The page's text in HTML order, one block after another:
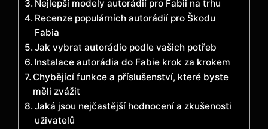
Nejlepší modely autorádií pro Fabii na trhu
Recenze populárních autorádií pro Škodu
Fabia
Jak vybrat autorádio podle vašich potřeb
Instalace autorádia do Fabie krok za krokem
Chybějící funkce a příslušenství, které byste
měli zvážit
Jaká jsou nejčastější hodnocení a zkušenosti
uživatelů